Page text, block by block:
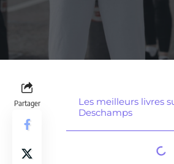
Partager
Les meilleurs livres
Deschamps